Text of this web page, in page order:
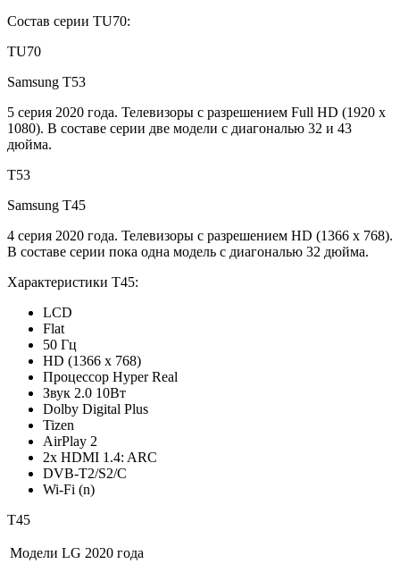
Состав серии TU70:
TU70
Samsung T53
5 серия 2020 года. Телевизоры с разрешением Full HD (1920 x
1080). В составе серии две модели с диагональю 32 и 43
дюйма.
T53
Samsung T45
4 серия 2020 года. Телевизоры с разрешением HD (1366 x 768).
В составе серии пока одна модель с диагональю 32 дюйма.
Характеристики T45:
LCD
Flat
50 Гц
HD (1366 x 768)
Процессор Hyper Real
Звук 2.0 10Вт
Dolby Digital Plus
Tizen
AirPlay 2
2x HDMI 1.4: ARC
DVB-T2/S2/C
Wi-Fi (n)
T45
Модели LG 2020 года